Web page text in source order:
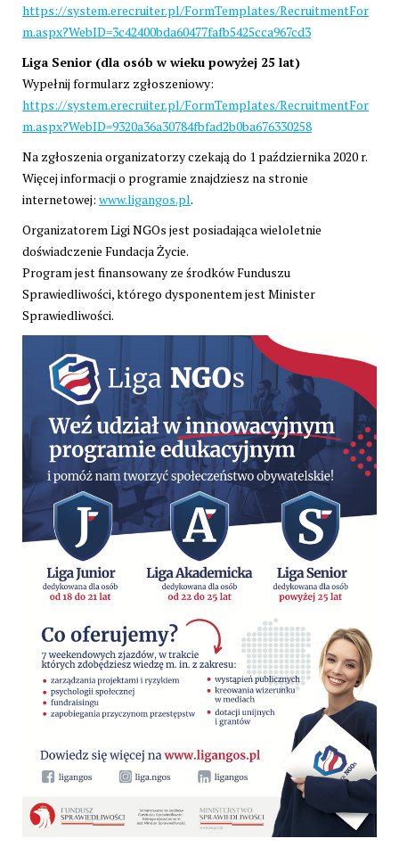
https://system.erecruiter.pl/FormTemplates/RecruitmentFor
m.aspx?WebID=3c42400bda60477fafb5425cca967cd3
Liga Senior (dla osób w wieku powyżej 25 lat)
Wypełnij formularz zgłoszeniowy:
https://system.erecruiter.pl/FormTemplates/RecruitmentFor
m.aspx?WebID=9320a36a30784fbfad2b0ba676330258
Na zgłoszenia organizatorzy czekają do 1 października 2020 r.
Więcej informacji o programie znajdziesz na stronie
internetowej: www.ligangos.pl.
Organizatorem Ligi NGOs jest posiadająca wieloletnie
doświadczenie Fundacja Życie.
Program jest finansowany ze środków Funduszu
Sprawiedliwości, którego dysponentem jest Minister
Sprawiedliwości.